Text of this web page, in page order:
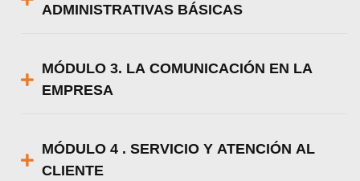
ADMINISTRATIVAS BÁSICAS
MÓDULO 3. LA COMUNICACIÓN EN LA
EMPRESA
MÓDULO 4 . SERVICIO Y ATENCIÓN AL
CLIENTE